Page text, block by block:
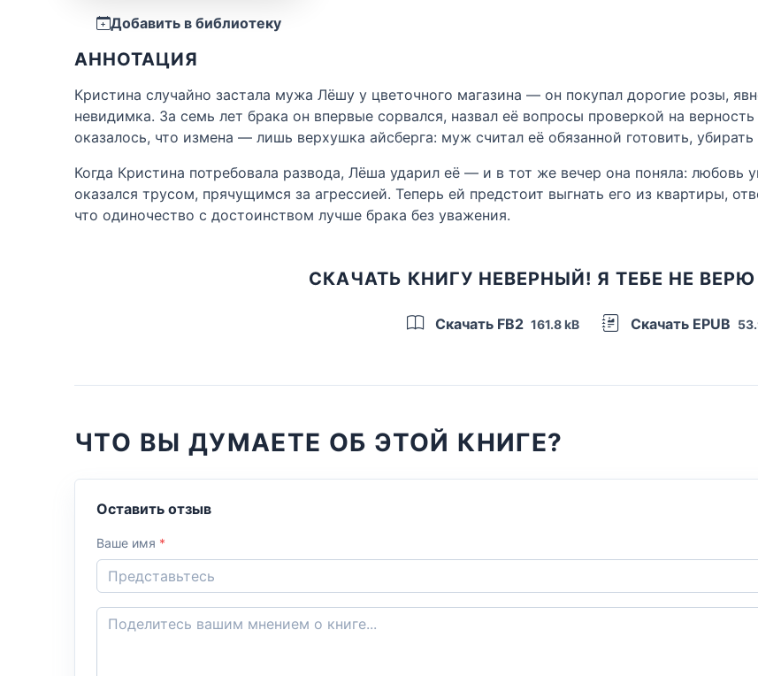
Добавить в библиотеку
АННОТАЦИЯ
Кристина случайно застала мужа Лёшу у цветочного магазина — он покупал дорогие розы,
невидимка. За семь лет брака он впервые сорвался, назвал её вопросы проверкой на
оказалось, что измена — лишь верхушка айсберга: муж считал её обязанной готовить,
Когда Кристина потребовала развода, Лёша ударил её — и в тот же вечер она поняла: любовь
оказался трусом, прячущимся за агрессией. Теперь ей предстоит выгнать его из квартиры,
что одиночество с достоинством лучше брака без уважения.
СКАЧАТЬ КНИГУ НЕВЕРНЫЙ! Я ТЕБЕ НЕ
Скачать FB2 161.8 kB Скачать EPUB
ЧТО ВЫ ДУМАЕТЕ ОБ ЭТОЙ КНИГЕ?
Оставить отзыв
Ваше имя *